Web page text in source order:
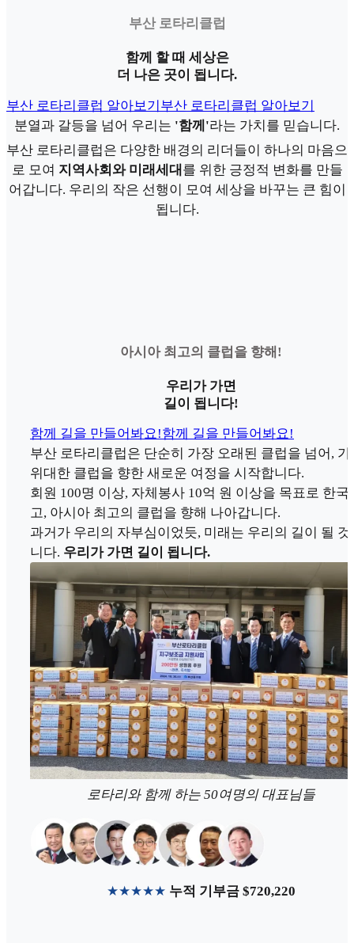
부산 로타리클럽
함께 할 때 세상은
더 나은 곳이 됩니다.
부산 로타리클럽 알아보기 부산 로타리클럽 알아보기
분열과 갈등을 넘어 우리는 '함께'라는 가치를 믿습니다.
부산 로타리클럽은 다양한 배경의 리더들이 하나의 마음으
로 모여 지역사회와 미래세대 를 위한 긍정적 변화를 만들
어갑니다. 우리의 작은 선행이 모여 세상을 바꾸는 큰 힘이
됩니다.
아시아 최고의 클럽을 향해!
우리가 가면
길이 됩니다!
함께 길을 만들어봐요!함께 길을 만들어봐요!
부산 로타리클럽은 단순히 가장 오래된 클럽을 넘어, 가
위대한 클럽을 향한 새로운 여정을 시작합니다.
회원 100명 이상, 자체봉사 10억 원 이상을 목표로 한국
고, 아시아 최고의 클럽을 향해 나아갑니다.
과거가 우리의 자부심이었듯, 미래는 우리의 길이 될 것
니다. 우리가 가면 길이 됩니다.
로타리와 함께 하는 50여명의 대표님들
★★★★★ 누적 기부금 $720,220